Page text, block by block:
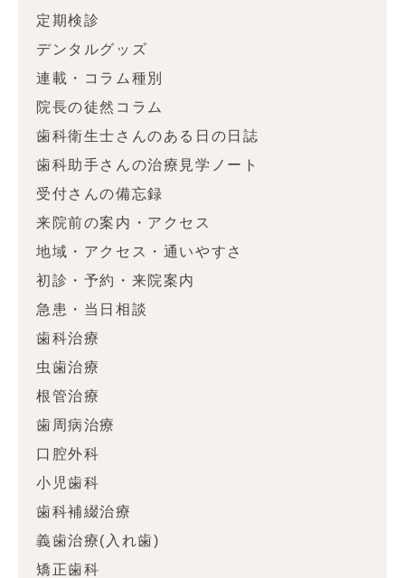
定期検診
デンタルグッズ
連載・コラム種別
院長の徒然コラム
歯科衛生士さんのある日の日誌
歯科助手さんの治療見学ノート
受付さんの備忘録
来院前の案内・アクセス
地域・アクセス・通いやすさ
初診・予約・来院案内
急患・当日相談
歯科治療
虫歯治療
根管治療
歯周病治療
口腔外科
小児歯科
歯科補綴治療
義歯治療(入れ歯)
矯正歯科